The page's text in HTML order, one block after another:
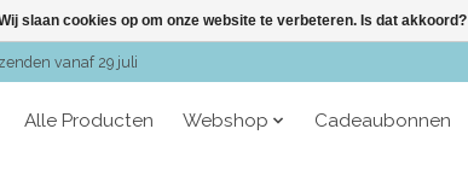
vanaf 29 juli
Alle Producten Webshop Cadeaubonnen
slaan cookies op om onze website te verbeteren. Is dat akkoord?